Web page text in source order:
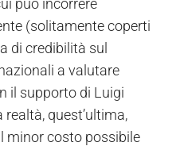
può incorrere
(solitamente coperti
di credibilità sul
a valutare
il supporto di Luigi
quest’ultima,
minor costo possibile